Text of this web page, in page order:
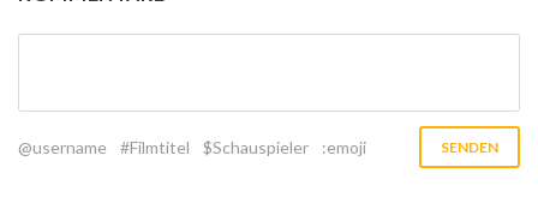
@username #Filmtitel $Schauspieler :emoji